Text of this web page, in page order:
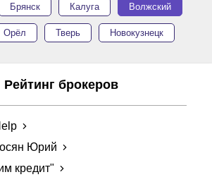
Брянск Калуга Волжский
Орёл Тверь Новокузнецк
Рейтинг брокеров
Юрий
кредит"